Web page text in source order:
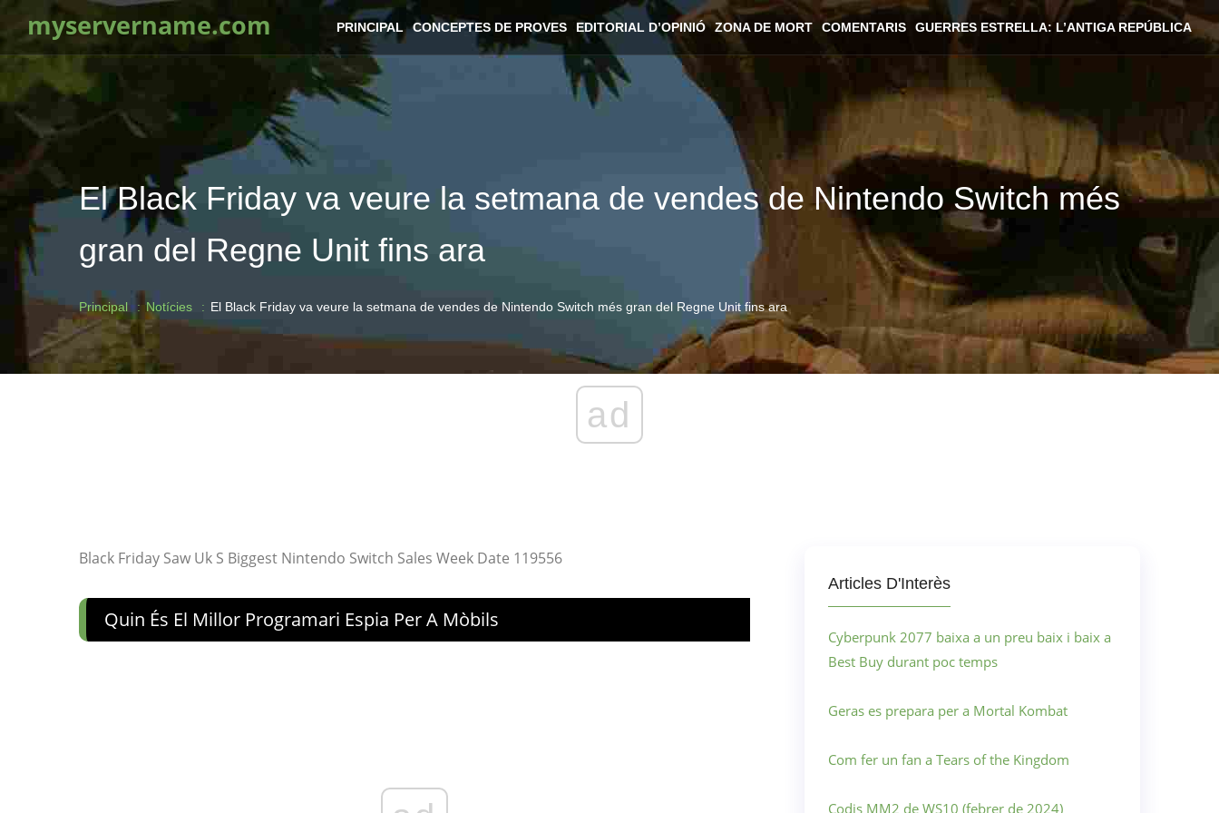
myservername.com PRINCIPAL CONCEPTES DE PROVES EDITORIAL D’OPINIÓ ZONA DE MORT COMENTARIS GUERRES ESTRELLA: L’ANTIGA REPÚBLICA
El Black Friday va veure la setmana de vendes de Nintendo Switch més
gran del Regne Unit fins ara
Principal Notícies El Black Friday va veure la setmana de vendes de Nintendo Switch més gran del Regne Unit fins ara
ad
Black Friday Saw Uk S Biggest Nintendo Switch Sales Week Date 119556
Quin És El Millor Programari Espia Per A Mòbils
Articles D'Interès
Cyberpunk 2077 baixa a un preu baix i baix a
Best Buy durant poc temps
Geras es prepara per a Mortal Kombat
Com fer un fan a Tears of the Kingdom
Codis MM2 de WS10 (febrer de 2024)